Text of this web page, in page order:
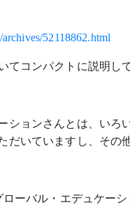
52118862.html
てコンパクトに説明し
ションさんとは、いろ
だいていますし、その
ーバル・エデュケー